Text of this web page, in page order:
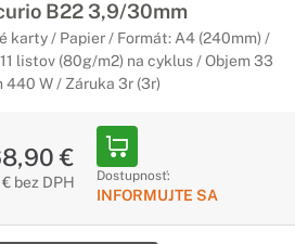
B22 3,9/30mm
karty / Papier / Formát: A4 (240mm) /
listov (80g/m2) na cyklus / Objem 33
440 W / Záruka 3r (3r)
€
bez DPH Dostupnosť:
INFORMUJTE SA